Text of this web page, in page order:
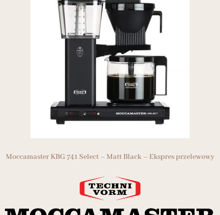
Moccamaster KBG 741 Select – Matt Black – Ekspres przelewowy